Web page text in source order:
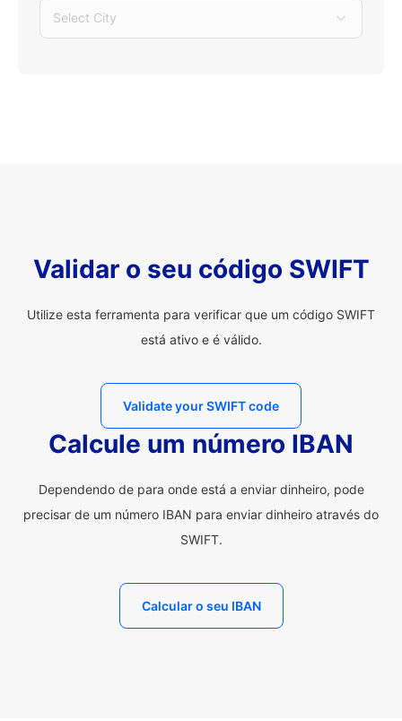
Select City
Validar o seu código SWIFT
Utilize esta ferramenta para verificar que um código SWIFT
está ativo e é válido.
Validate your SWIFT code
Calcule um número IBAN
Dependendo de para onde está a enviar dinheiro, pode
precisar de um número IBAN para enviar dinheiro através do
SWIFT.
Calcular o seu IBAN